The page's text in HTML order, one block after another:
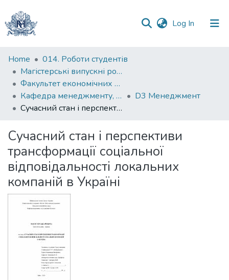
Log In (current)
Communities
&
Collections
All of DSpace
Statistics
Home
014. Роботи студентів
Магістерські випускні роботи
Факультет економічних наук
Кафедра менеджменту, маркетингу та підприємництва
D3 Менеджмент
Сучасний стан і перспективи трансформації соціальної відповідальності локальних компаній в Україні
Сучасний стан і перспективи
трансформації соціальної
відповідальності локальних
компаній в Україні